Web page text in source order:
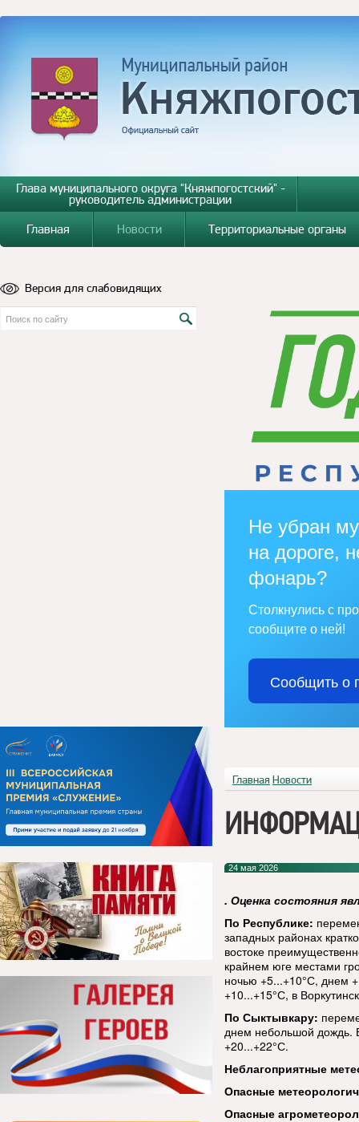
Глава муниципального округа "Княжпогостский" -
руководитель администрации
Главная
Новости Территориальные органы
Версия для слабовидящих
Не убран
на дороге,
фонарь?
Столкнулись с
сообщите о ней!
Сообщить о
Главная Новости
24 мая 2026
. Оценка состояния
По Республике:
западных районах
востоке
крайнем юге местами
ночью +5...+10°С, днем
+10...+15°С, в
По Сыктывкару:
днем небольшой дождь.
+20...+22°С.
Неблагоприятные
Опасные
Опасные